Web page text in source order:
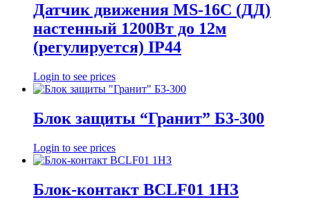
Датчик движения MS-16C (ДД)
настенный 1200Вт до 12м
(регулируется) IP44
Login to see prices
Блок защиты “Гранит” Б3-300
Login to see prices
Блок-контакт BCLF01 1HЗ